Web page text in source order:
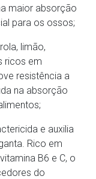
maior absorção
para os ossos;
limão,
ricos em
resistência a
na absorção
e auxilia
Rico em
B6 e C, o
do